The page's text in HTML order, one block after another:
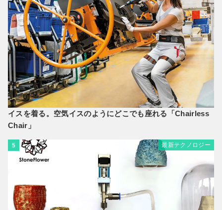
イスを着る。空気イスのようにどこでも座れる「Chairless
Chair」
5 最新テクノロジー